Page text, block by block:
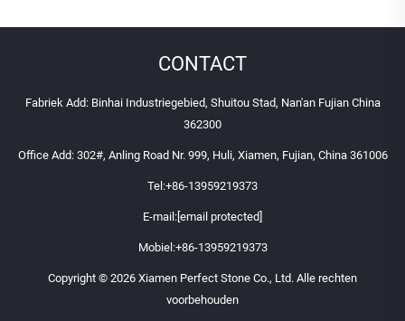
CONTACT
Fabriek Add: Binhai Industriegebied, Shuitou Stad, Nan'an Fujian China
362300
Office Add: 302#, Anling Road Nr. 999, Huli, Xiamen, Fujian, China 361006
Tel:+86-13959219373
E-mail: [email protected]
Mobiel:+86-13959219373
Copyright © 2026 Xiamen Perfect Stone Co., Ltd. Alle rechten
voorbehouden